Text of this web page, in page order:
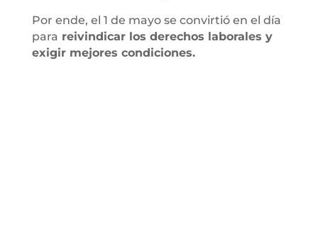
Por ende, el 1 de mayo se convirtió en el día
para reivindicar los derechos laborales y
exigir mejores condiciones.